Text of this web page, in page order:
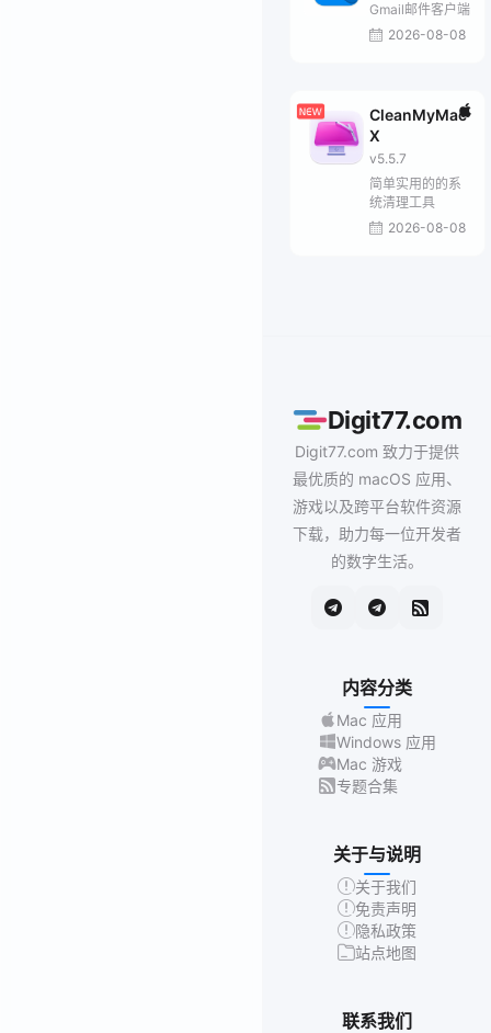
Gmail邮件客户端
2026-08-08
CleanMyMac
X
v5.5.7
简单实用的的系
统清理工具
2026-08-08
Digit77.com
Digit77.com 致力于提供
最优质的 macOS 应用、
游戏以及跨平台软件资源
下载，助力每一位开发者
的数字生活。
内容分类
Mac 应用
Windows 应用
Mac 游戏
专题合集
关于与说明
关于我们
免责声明
隐私政策
站点地图
联系我们